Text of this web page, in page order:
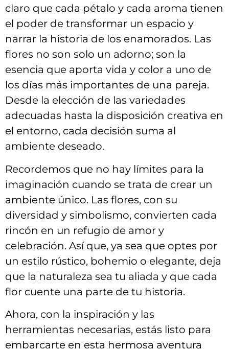
claro que cada⁣ pétalo y cada aroma⁤ tienen
el poder de transformar⁣ un espacio‌ y
narrar la historia de⁢ los enamorados. Las
flores no son solo un adorno; son la
esencia que aporta ⁢vida y color a uno de
los días más importantes de una pareja.
Desde la elección ⁣de las‌ variedades
adecuadas hasta la ​disposición creativa en⁣
el ⁣entorno, cada decisión suma al
ambiente deseado.
Recordemos que no ⁣hay⁣ límites para la
imaginación ​cuando‍ se trata ⁤de crear un
⁣ambiente único. Las ⁣flores, con su
⁣diversidad y simbolismo, convierten cada
rincón en un refugio de amor y
celebración. Así que, ⁤ya ⁢sea ‍que ‌optes por‍
un estilo rústico, bohemio⁤ o elegante, deja
⁤que la ⁤naturaleza sea tu aliada ​y ​que cada
flor cuente una⁤ parte de tu historia.
Ahora,‌ con ​la inspiración⁤ y las
herramientas necesarias, estás listo para
embarcarte en esta hermosa ​aventura